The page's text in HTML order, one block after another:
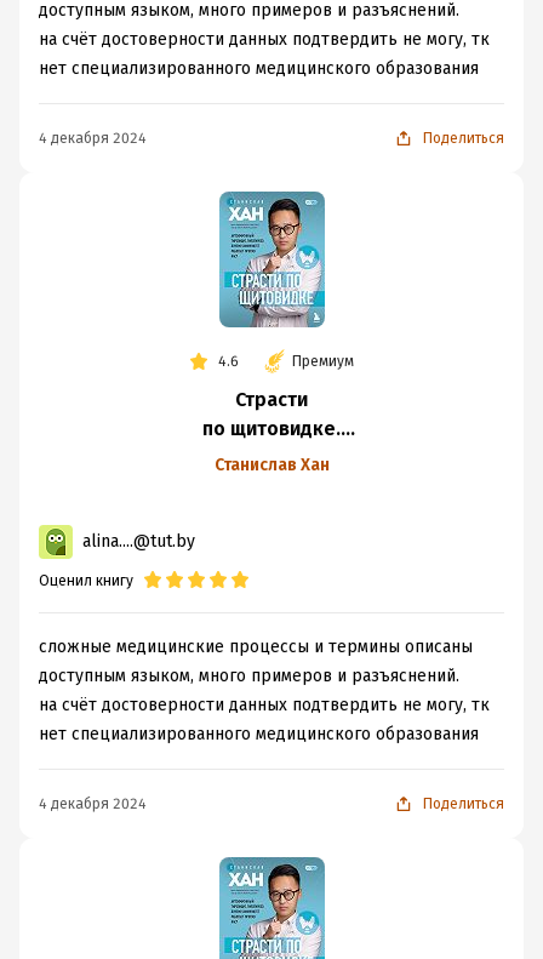
доступным языком, много примеров и разъяснений.
на счёт достоверности данных подтвердить не могу, тк
нет специализированного медицинского образования
4 декабря 2024 Поделиться
4.6 Премиум
Страсти
по щитовидке.
Аутоиммунный
работает
Станислав Хан
alina....@tut.by
Оценил книгу
сложные медицинские процессы и термины описаны
доступным языком, много примеров и разъяснений.
на счёт достоверности данных подтвердить не могу, тк
нет специализированного медицинского образования
4 декабря 2024 Поделиться